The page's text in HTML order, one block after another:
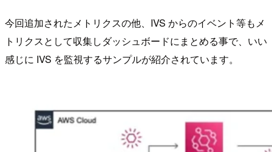
今回追加されたメトリクスの他、IVS からのイベント等もメ
トリクスとして収集しダッシュボードにまとめる事で、いい
感じに IVS を監視するサンプルが紹介されています。